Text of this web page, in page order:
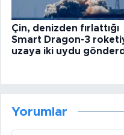
Çin, denizden fırlattığı
Smart Dragon-3
uzaya iki uydu
Yorumlar